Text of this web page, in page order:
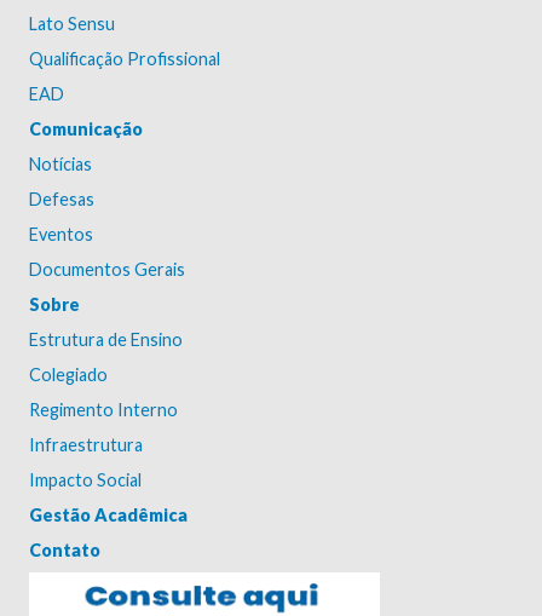
Lato Sensu
Qualificação Profissional
EAD
Comunicação
Notícias
Defesas
Eventos
Documentos Gerais
Sobre
Estrutura de Ensino
Colegiado
Regimento Interno
Infraestrutura
Impacto Social
Gestão Acadêmica
Contato